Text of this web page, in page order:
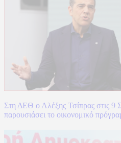
Στη ΔΕΘ ο Αλέξης Τσίπρας στις 9
παρουσιάσει το οικονομικό